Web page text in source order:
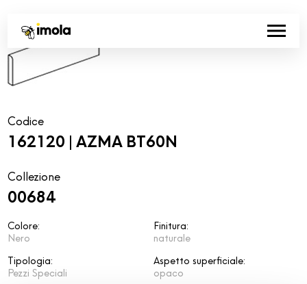
Codice
162120 | AZMA BT60N
Collezione
00684
Colore:
Nero
Tipologia:
Pezzi Speciali
Finitura:
naturale
Aspetto superficiale:
opaco